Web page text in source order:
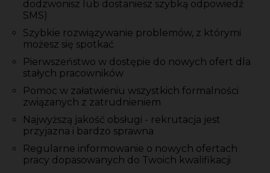
dodzwonisz lub dostaniesz szybką odpowiedź
SMS)
Szybkie rozwiązywanie problemów, z którymi
możesz się spotkać
Pierwszeństwo w dostępie do nowych ofert dla
stałych pracowników
Pomoc w załatwieniu wszystkich formalności
związanych z zatrudnieniem
Najwyższą jakość obsługi - rekrutacja jest
przyjazna i bardzo sprawna
Regularne informowanie o nowych ofertach
pracy dopasowanych do Twoich kwalifikacji